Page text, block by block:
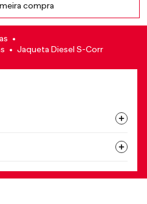
compra
Jaqueta Diesel S-Corr